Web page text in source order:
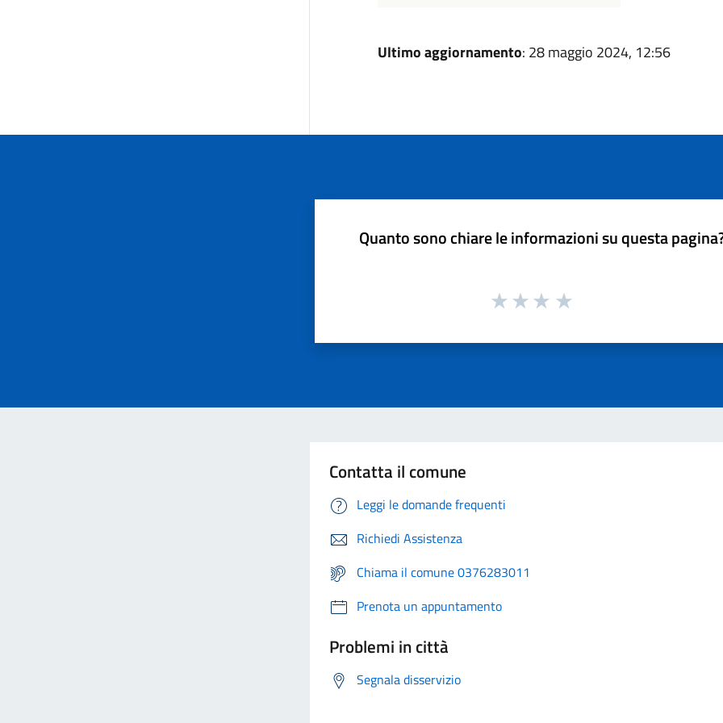
Ultimo aggiornamento: 28 maggio 2024, 12:56
Quanto sono chiare le informazioni su questa
Contatta il comune
Leggi le domande frequenti
Richiedi Assistenza
Chiama il comune 0376283011
Prenota un appuntamento
Problemi in città
Segnala disservizio